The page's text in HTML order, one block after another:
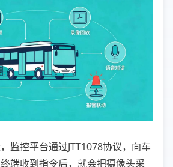
监控平台通过JTT1078协议，向车
端收到指令后，就会把摄像头采